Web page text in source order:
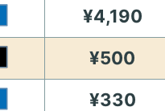
¥4,190
¥500
¥330